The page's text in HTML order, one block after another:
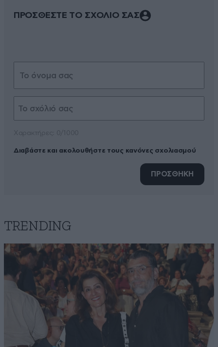
ΠΡΟΣΘΕΣΤΕ ΤΟ ΣΧΟΛΙΟ ΣΑΣ
Διαβάστε και ακολουθήστε τους κανόνες σχολιασμού
ΠΡΟΣΘΗΚΗ
TRENDING